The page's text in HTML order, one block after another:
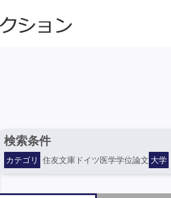
検索条件
カテゴリ 住友文庫ドイツ医学学位論文 大学